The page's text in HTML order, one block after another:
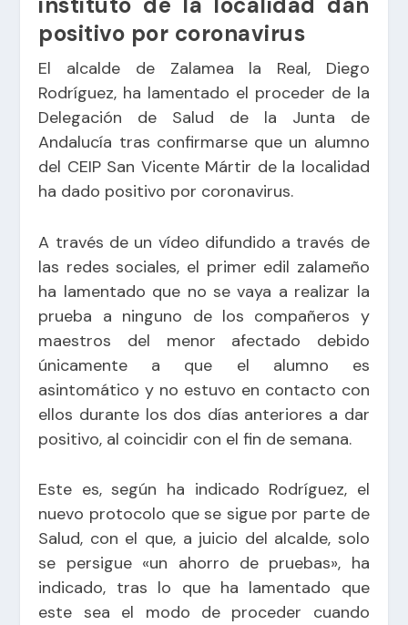
positivo por coronavirus
El alcalde de Zalamea la Real, Diego
Rodríguez, ha lamentado el proceder de la
Delegación de Salud de la Junta de
Andalucía tras confirmarse que un alumno
del CEIP San Vicente Mártir de la localidad
ha dado positivo por coronavirus.
A través de un vídeo difundido a través de
las redes sociales, el primer edil zalameño
ha lamentado que no se vaya a realizar la
prueba a ninguno de los compañeros y
maestros del menor afectado debido
únicamente a que el alumno es
asintomático y no estuvo en contacto con
ellos durante los dos días anteriores a dar
positivo, al coincidir con el fin de semana.
Este es, según ha indicado Rodríguez, el
nuevo protocolo que se sigue por parte de
Salud, con el que, a juicio del alcalde, solo
se persigue «un ahorro de pruebas», ha
indicado, tras lo que ha lamentado que
este sea el modo de proceder cuando